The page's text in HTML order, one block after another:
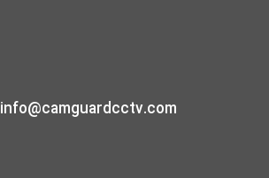
info@camguardcctv.com